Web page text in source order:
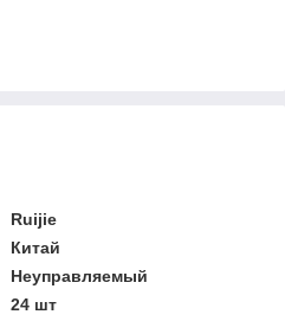
Ruijie
Китай
Неуправляемый
24 шт